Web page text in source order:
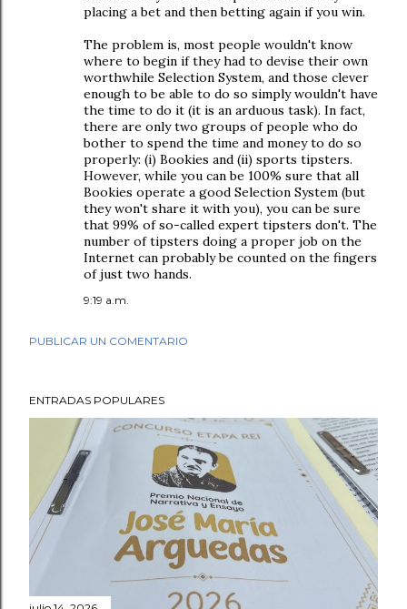
placing a bet and then betting again if you win.
The problem is, most people wouldn't know
where to begin if they had to devise their own
worthwhile Selection System, and those clever
enough to be able to do so simply wouldn't have
the time to do it (it is an arduous task). In fact,
there are only two groups of people who do
bother to spend the time and money to do so
properly: (i) Bookies and (ii) sports tipsters.
However, while you can be 100% sure that all
Bookies operate a good Selection System (but
they won't share it with you), you can be sure
that 99% of so-called expert tipsters don't. The
number of tipsters doing a proper job on the
Internet can probably be counted on the fingers
of just two hands.
9:19 a.m.
PUBLICAR UN COMENTARIO
ENTRADAS POPULARES